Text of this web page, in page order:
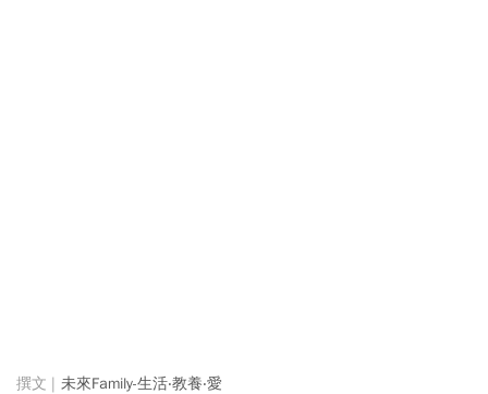
未來Family-生活‧教養‧愛